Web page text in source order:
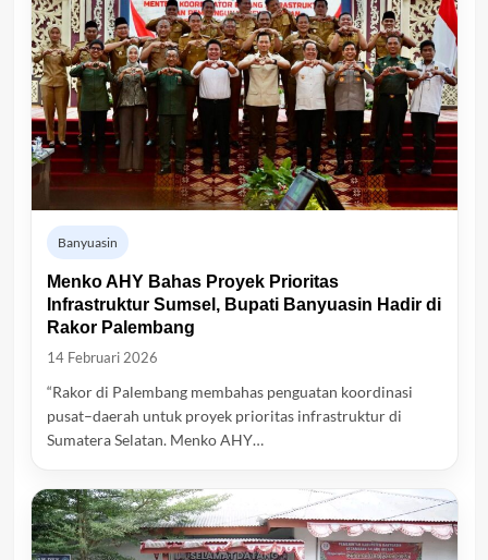
Banyuasin
Menko AHY Bahas Proyek Prioritas
Infrastruktur Sumsel, Bupati Banyuasin Hadir di
Rakor Palembang
14 Februari 2026
“Rakor di Palembang membahas penguatan koordinasi
pusat–daerah untuk proyek prioritas infrastruktur di
Sumatera Selatan. Menko AHY…